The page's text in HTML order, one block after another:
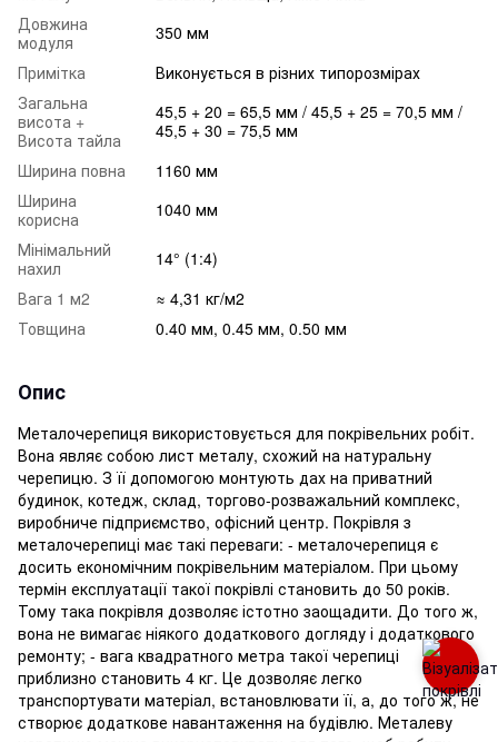
Довжина
модуля
350 мм
Примітка
Виконується в різних типорозмірах
Загальна
висота +
Висота тайла
45,5 + 20 = 65,5 мм / 45,5 + 25 = 70,5 мм /
45,5 + 30 = 75,5 мм
Ширина повна
1160 мм
Ширина
корисна
1040 мм
Мінімальний
нахил
14° (1:4)
Вага 1 м2
≈ 4,31 кг/м2
Товщина
0.40 мм, 0.45 мм, 0.50 мм
Опис
Металочерепиця використовується для покрівельних робіт.
Вона являє собою лист металу, схожий на натуральну
черепицю. З її допомогою монтують дах на приватний
будинок, котедж, склад, торгово-розважальний комплекс,
виробниче підприємство, офісний центр. Покрівля з
металочерепиці має такі переваги: - металочерепиця є
досить економічним покрівельним матеріалом. При цьому
термін експлуатації такої покрівлі становить до 50 років.
Тому така покрівля дозволяє істотно заощадити. До того ж,
вона не вимагає ніякого додаткового догляду і додаткового
ремонту; - вага квадратного метра такої черепиці
приблизно становить 4 кг. Це дозволяє легко
транспортувати матеріал, встановлювати її, а, до того ж, не
створює додаткове навантаження на будівлю. Металеву